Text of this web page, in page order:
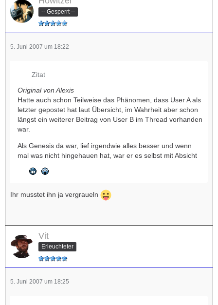
-- Gesperrt --
5. Juni 2007 um 18:22
Zitat
Original von Alexis
Hatte auch schon Teilweise das Phänomen, dass User A als
letzter gepostet hat laut Übersicht, im Wahrheit aber schon
längst ein weiterer Beitrag von User B im Thread vorhanden
war.
Als Genesis da war, lief irgendwie alles besser und wenn
mal was nicht hingehauen hat, war er es selbst mit Absicht
Ihr musstet ihn ja vergraueln
Vit
Erleuchteter
5. Juni 2007 um 18:25